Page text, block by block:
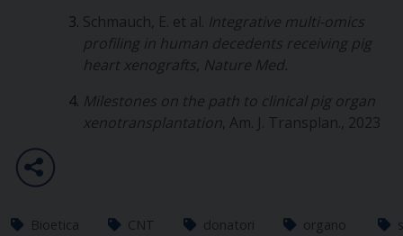
Schmauch, E. et al. Integrative multi-omics
profiling in human decedents receiving pig
heart xenografts, Nature Med.
Milestones on the path to clinical pig organ
xenotransplantation, Am. J. Transplan., 2023
Bioetica CNT donatori
organo